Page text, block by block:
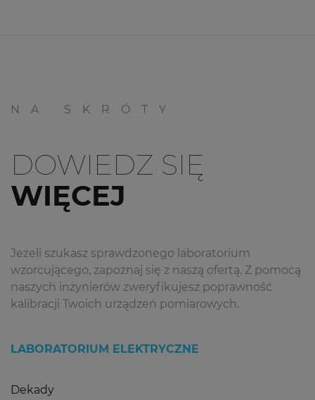
NA SKRÓTY
DOWIEDZ SIĘ
WIĘCEJ
Jeżeli szukasz sprawdzonego laboratorium
wzorcującego, zapoznaj się z naszą ofertą. Z pomocą
naszych inżynierów zweryfikujesz poprawność
kalibracji Twoich urządzeń pomiarowych.
LABORATORIUM ELEKTRYCZNE
Dekady